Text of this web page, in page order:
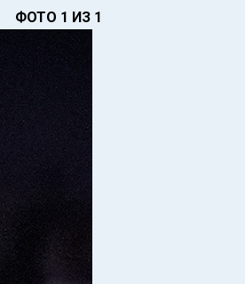
ФОТО 1 ИЗ 1